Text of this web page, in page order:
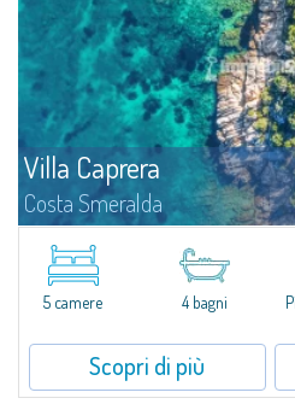
Villa Caprera
Costa Smeralda
Suggestiva villa panoramica in posizione
Sardinia, con accesso diretto sia alla
piccole baie riservate incastonate tra gli
5 camere 4 bagni
Scopri di più